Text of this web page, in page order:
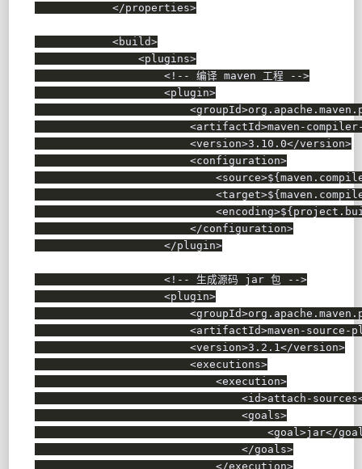
</properties>
<build>
<plugins>
<!-- 编译 maven 工程 -->
<plugin>
<groupId>
<artifactId>maven-
<version>3.10.0</version>
<configuration>
<source>
<target>
<encoding>
</configuration>
</plugin>
<!-- 生成源码 jar 包 -->
<plugin>
<groupId>
<artifactId>maven-source-
<version>3.2.1 </version>
<executions>
<execution>
<id>attach-sources
<goals>
<goal >jar</
</goals>
</execution>